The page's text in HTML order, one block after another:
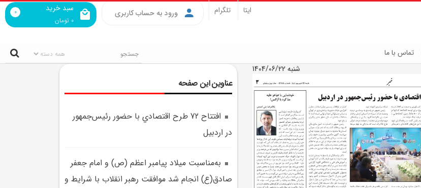
سبد خرید
0 تومان
0 ورود به حساب کاربری ایتا تلگرام
تماس با ما
شنبه 1404/06/22
عناوین این صفحه
افتتاح 72 طرح اقتصادي با حضور رئيس‌جمهور
در اردبيل
به‌مناسبت ميلاد پيامبر اعظم (ص) و امام جعفر
صادق(ع) انجام شد موافقت رهبر انقلاب با شرايط و